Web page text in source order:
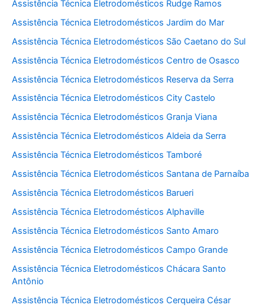
Assistência Técnica Eletrodomésticos Rudge Ramos
Assistência Técnica Eletrodomésticos Jardim do Mar
Assistência Técnica Eletrodomésticos São Caetano do Sul
Assistência Técnica Eletrodomésticos Centro de Osasco
Assistência Técnica Eletrodomésticos Reserva da Serra
Assistência Técnica Eletrodomésticos City Castelo
Assistência Técnica Eletrodomésticos Granja Viana
Assistência Técnica Eletrodomésticos Aldeia da Serra
Assistência Técnica Eletrodomésticos Tamboré
Assistência Técnica Eletrodomésticos Santana de Parnaíba
Assistência Técnica Eletrodomésticos Barueri
Assistência Técnica Eletrodomésticos Alphaville
Assistência Técnica Eletrodomésticos Santo Amaro
Assistência Técnica Eletrodomésticos Campo Grande
Assistência Técnica Eletrodomésticos Chácara Santo
Antônio
Assistência Técnica Eletrodomésticos Cerqueira César